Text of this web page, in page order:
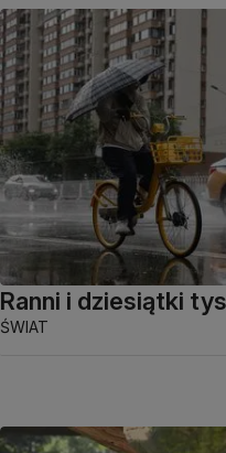
Ranni i dziesiątki
ŚWIAT